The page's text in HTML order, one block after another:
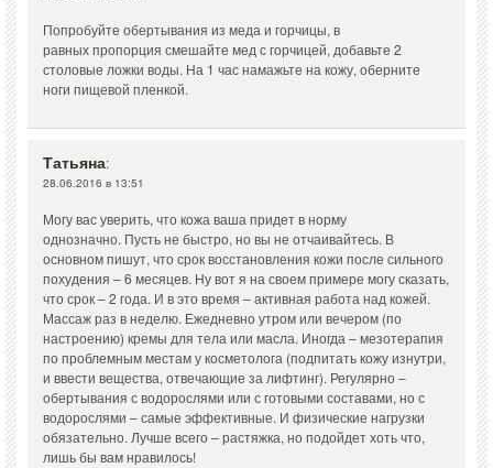
Попробуйте обертывания из меда и горчицы, в
равных пропорция смешайте мед с горчицей, добавьте 2
столовые ложки воды. На 1 час намажьте на кожу, оберните
ноги пищевой пленкой.
Татьяна:
28.06.2016 в 13:51
Могу вас уверить, что кожа ваша придет в норму
однозначно. Пусть не быстро, но вы не отчаивайтесь. В
основном пишут, что срок восстановления кожи после сильного
похудения – 6 месяцев. Ну вот я на своем примере могу сказать,
что срок – 2 года. И в это время – активная работа над кожей.
Массаж раз в неделю. Ежедневно утром или вечером (по
настроению) кремы для тела или масла. Иногда – мезотерапия
по проблемным местам у косметолога (подпитать кожу изнутри,
и ввести вещества, отвечающие за лифтинг). Регулярно –
обертывания с водорослями или с готовыми составами, но с
водорослями – самые эффективные. И физические нагрузки
обязательно. Лучше всего – растяжка, но подойдет хоть что,
лишь бы вам нравилось!